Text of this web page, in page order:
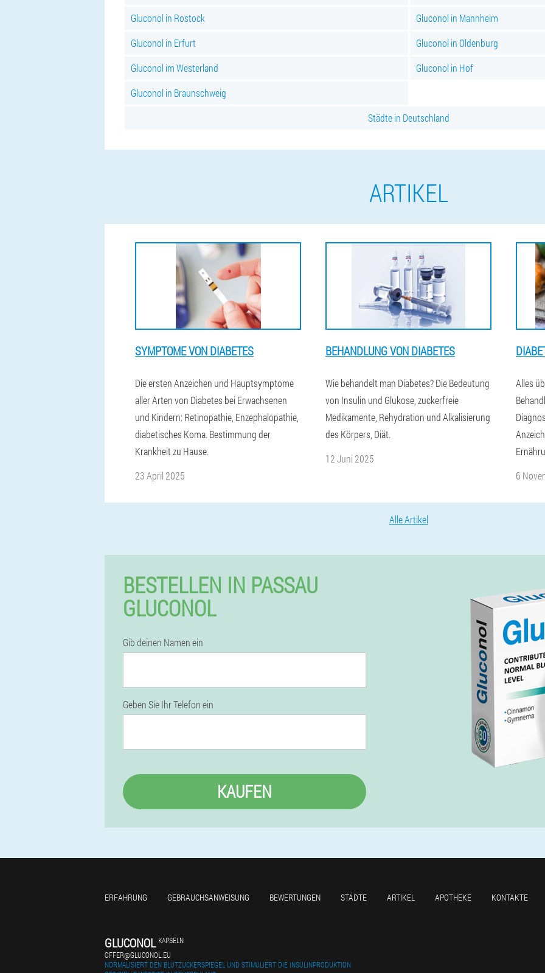
Gluconol in Rostock
Gluconol in Mannheim
Gluconol in Erfurt
Gluconol in Oldenburg
Gluconol im Westerland
Gluconol in Hof
Gluconol in Braunschweig
Städte in Deutschland
ARTIKEL
SYMPTOME VON DIABETES
Die ersten Anzeichen und Hauptsymptome
aller Arten von Diabetes bei Erwachsenen
und Kindern: Retinopathie, Enzephalopathie,
diabetisches Koma. Bestimmung der
Krankheit zu Hause.
23 April 2025
BEHANDLUNG VON DIABETES
Wie behandelt man Diabetes? Die Bedeutung
von Insulin und Glukose, zuckerfreie
Medikamente, Rehydration und Alkalisierung
des Körpers, Diät.
12 Juni 2025
Alles
6
Alle Artikel
BESTELLEN IN PASSAU
GLUCONOL
Gib deinen Namen ein
Geben Sie Ihr Telefon ein
KAUFEN
ERFAHRUNG GEBRAUCHSANWEISUNG BEWERTUNGEN STÄDTE ARTIKEL APOTHEKE KONTAKTE
GLUCONOL KAPSELN
OFFER@GLUCONOL.EU
NORMALISIERT DEN BLUTZUCKERSPIEGEL UND STIMULIERT DIE INSULINPRODUKTION